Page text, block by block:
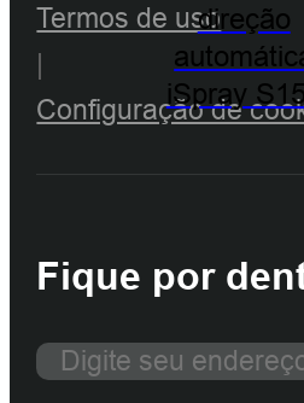
direção
iSpray
Termos de uso
Configuração de
Fique por